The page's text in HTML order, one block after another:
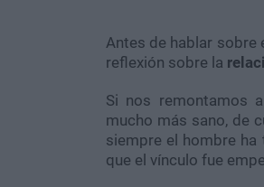
Antes de hablar sobre
reflexión sobre la
Si nos remontamos
mucho más sano, de
siempre el hombre
que el vínculo fue